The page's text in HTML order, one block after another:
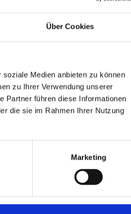
Über Cookies
Medien anbieten zu können
zu Ihrer Verwendung unserer
Partner führen diese Informationen
die sie im Rahmen Ihrer Nutzung
Marketing
Einfamilienhaus mit
WB-746
OBJEKTNUMMER